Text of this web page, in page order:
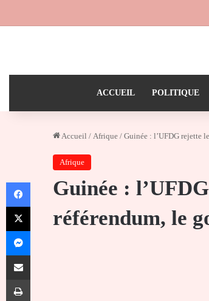
ACCUEIL POLITIQUE
Accueil / Afrique / Guinée : l’UFDG rejette
Afrique
Guinée :
référendum, le
Facebook
X
Messenger
Partager par email